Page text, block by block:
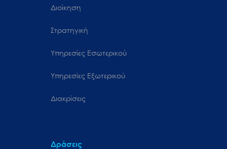
Διοίκηση
Στρατηγική
Υπηρεσίες Εσωτερικού
Υπηρεσίες Εξωτερικού
Διακρίσεις
Δράσεις